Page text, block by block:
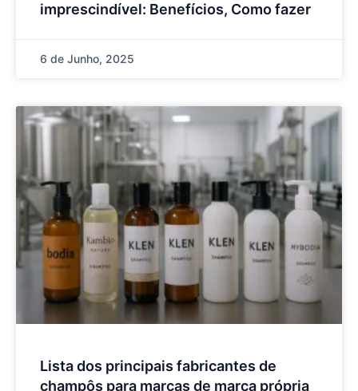
imprescindível: Benefícios, Como fazer
6 de Junho, 2025
Lista dos principais fabricantes de
champôs para marcas de marca própria